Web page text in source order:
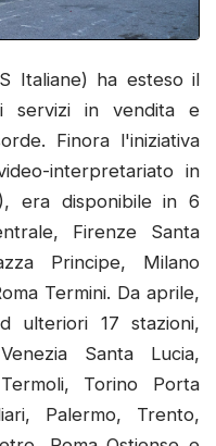
Italiane) ha esteso il
servizi in vendita e
Finora l'iniziativa
interpretariato in
era disponibile in 6
Firenze Santa
Principe, Milano
Termini. Da aprile,
ulteriori 17 stazioni,
Santa Lucia,
Torino Porta
Palermo, Trento,